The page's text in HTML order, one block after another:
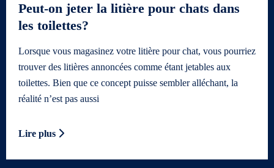
Peut-on jeter la litière pour chats dans
les toilettes?
Lorsque vous magasinez votre litière pour chat, vous pourriez
trouver des litières annoncées comme étant jetables aux
toilettes. Bien que ce concept puisse sembler alléchant, la
réalité n’est pas aussi
Lire plus